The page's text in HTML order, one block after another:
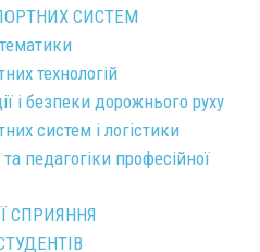
СИСТЕМ
технологій
і безпеки дорожнього руху
систем і логістики
педагогіки професійної
СПРИЯННЯ